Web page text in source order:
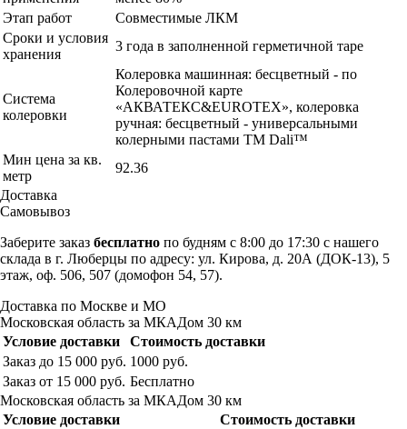
Этап работ
Совместимые ЛКМ
Сроки и условия
хранения
3 года в заполненной герметичной таре
Система
колеровки
Колеровка машинная: бесцветный - по
Колеровочной карте
«AКВАТЕКС&EUROTEX», колеровка
ручная: бесцветный - универсальными
колерными пастами ТМ Dali™
Мин цена за кв.
метр
92.36
Доставка
Самовывоз
Заберите заказ бесплатно по будням с 8:00 до 17:30 с нашего
склада в г. Люберцы по адресу: ул. Кирова, д. 20А (ДОК-13), 5
этаж, оф. 506, 507 (домофон 54, 57).
Доставка по Москве и МО
Московская область за МКАДом 30 км
Условие доставки
Стоимость доставки
Заказ до 15 000 руб. 1000 руб.
Заказ от 15 000 руб. Бесплатно
Московская область за МКАДом 30 км
Условие доставки
Стоимость доставки